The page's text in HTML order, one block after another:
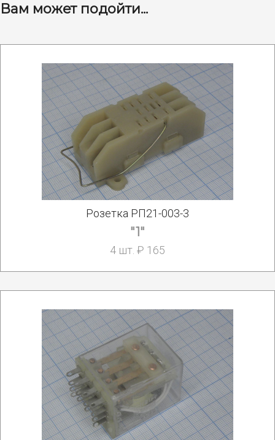
Вам может подойти...
Розетка РП21-003-3
"1"
4 шт. ₽ 165